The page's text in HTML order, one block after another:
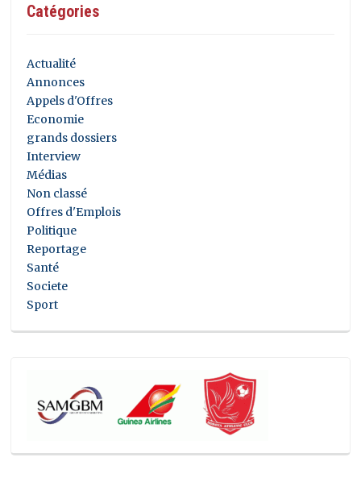
Catégories
Actualité
Annonces
Appels d'Offres
Economie
grands dossiers
Interview
Médias
Non classé
Offres d'Emplois
Politique
Reportage
Santé
Societe
Sport